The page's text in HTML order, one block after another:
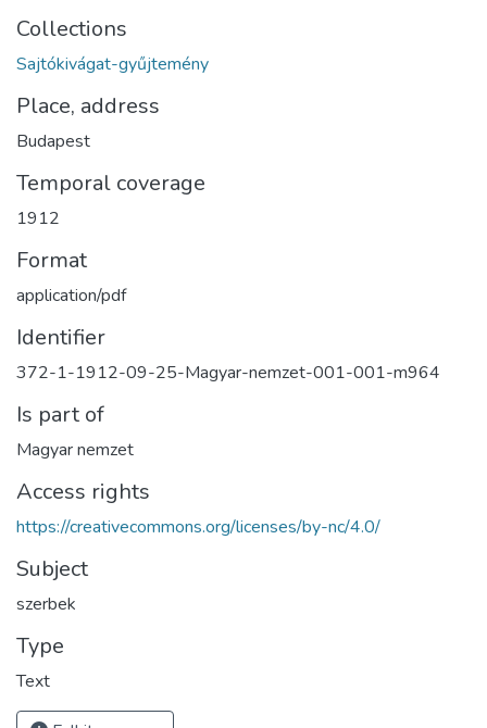
Collections
Sajtókivágat-gyűjtemény
Place, address
Budapest
Temporal coverage
1912
Format
application/pdf
Identifier
372-1-1912-09-25-Magyar-nemzet-001-001-m964
Is part of
Magyar nemzet
Access rights
https://creativecommons.org/licenses/by-nc/4.0/
Subject
szerbek
Type
Text